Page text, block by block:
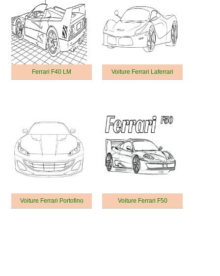
Ferrari F40 LM Voiture Ferrari Laferrari
Voiture Ferrari Portofino Voiture Ferrari F50